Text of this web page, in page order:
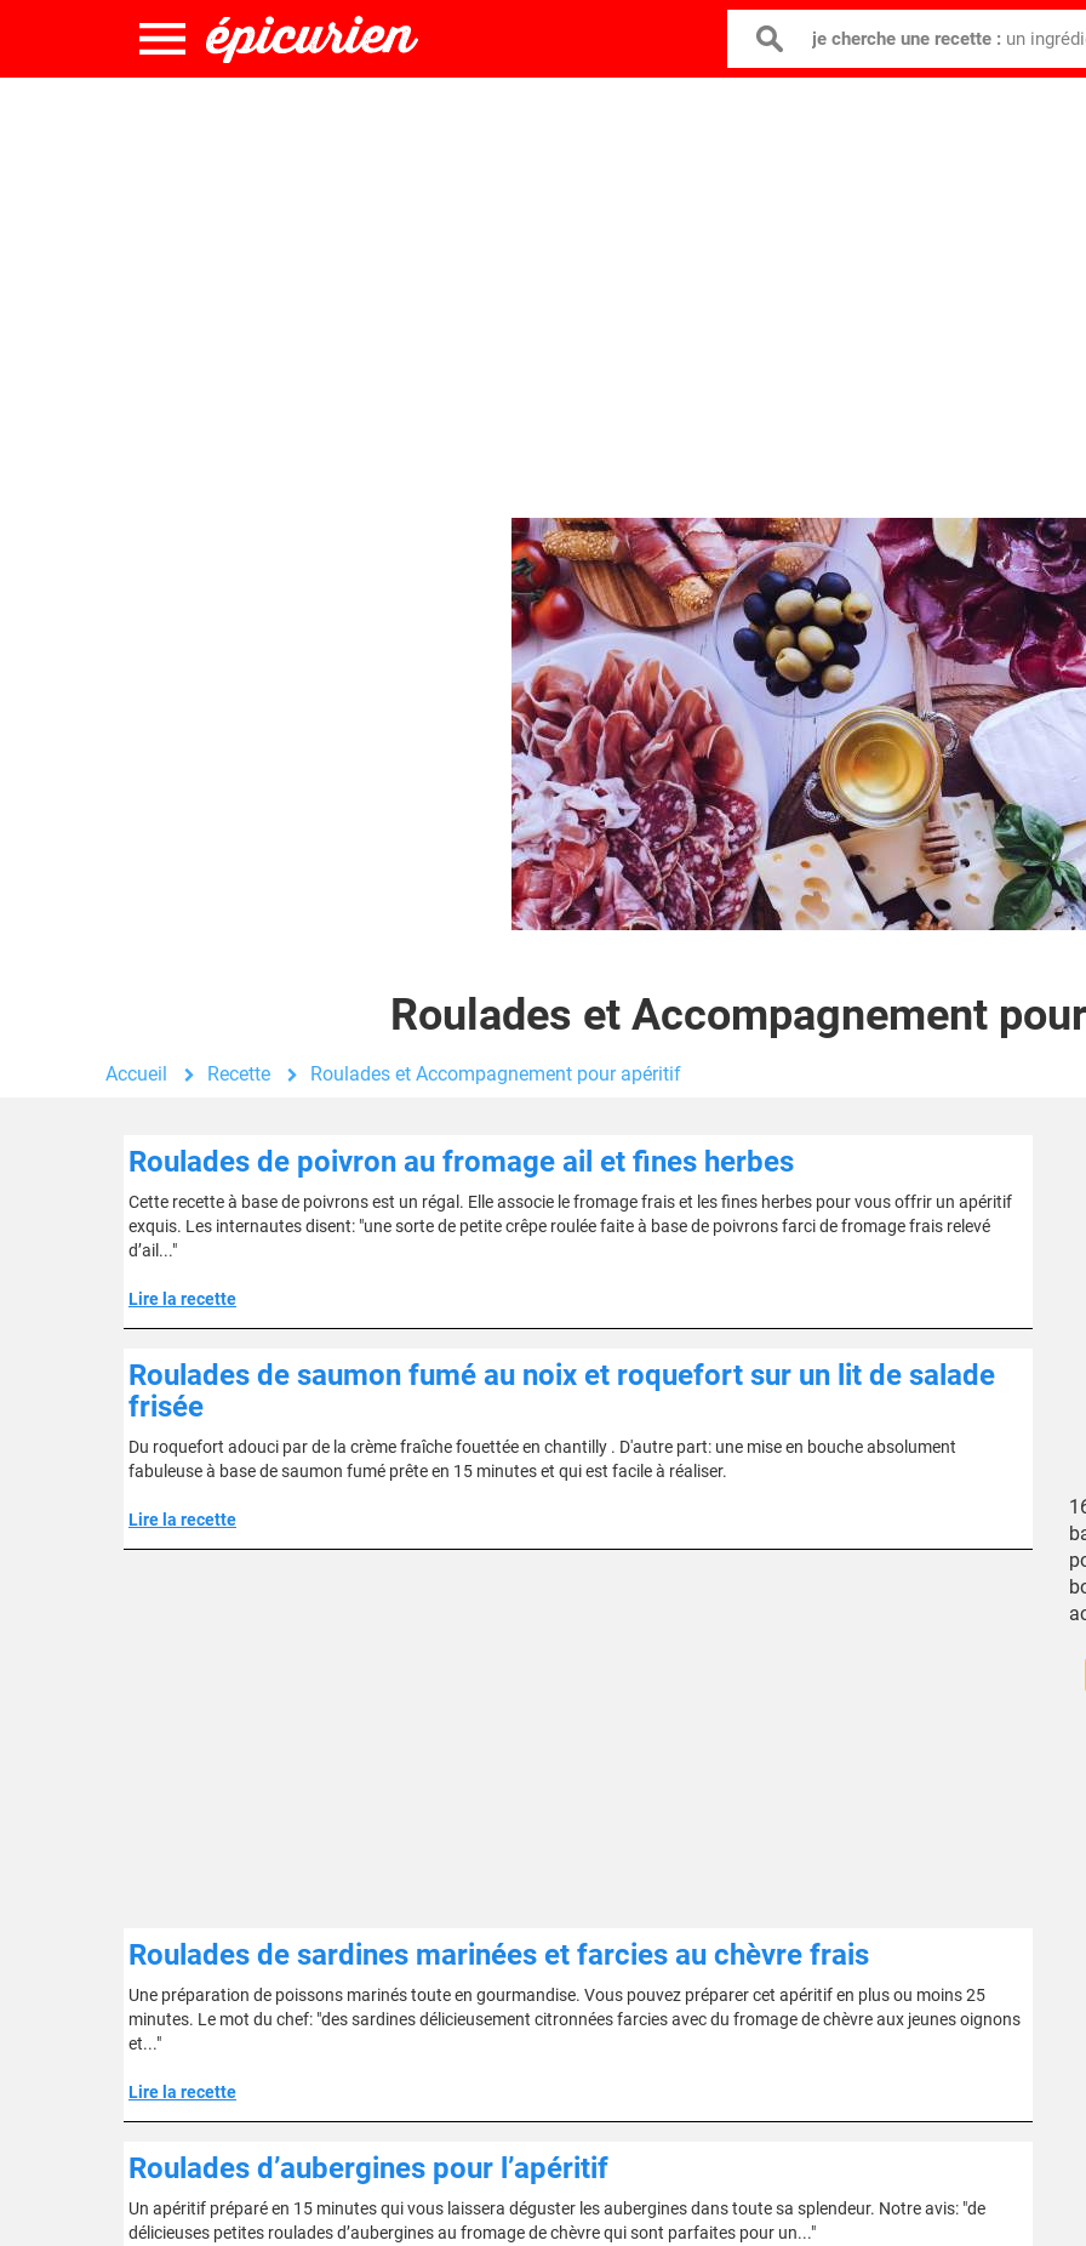
je cherche une recette : un
Roulades et Accompagnement
Accueil Recette Roulades et Accompagnement pour apéritif
Roulades de poivron au fromage ail et fines herbes
Cette recette à base de poivrons est un régal. Elle associe le fromage frais et les fines herbes pour vous offrir un apéritif
exquis. Les internautes disent: "une sorte de petite crêpe roulée faite à base de poivrons farci de fromage frais relevé
d’ail..."
Lire la recette
Roulades de saumon fumé au noix et roquefort sur un lit de salade
frisée
Du roquefort adouci par de la crème fraîche fouettée en chantilly . D'autre part: une mise en bouche absolument
fabuleuse à base de saumon fumé prête en 15 minutes et qui est facile à réaliser.
Lire la recette
Roulades de sardines marinées et farcies au chèvre frais
Une préparation de poissons marinés toute en gourmandise. Vous pouvez préparer cet apéritif en plus ou moins 25
minutes. Le mot du chef: "des sardines délicieusement citronnées farcies avec du fromage de chèvre aux jeunes oignons
et..."
Lire la recette
Roulades d’aubergines pour l’apéritif
Un apéritif préparé en 15 minutes qui vous laissera déguster les aubergines dans toute sa splendeur. Notre avis: "de
délicieuses petites roulades d’aubergines au fromage de chèvre qui sont parfaites pour un..."